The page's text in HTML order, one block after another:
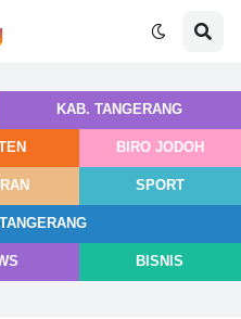
KAB. TANGERANG
BIRO JODOH
SPORT
BISNIS